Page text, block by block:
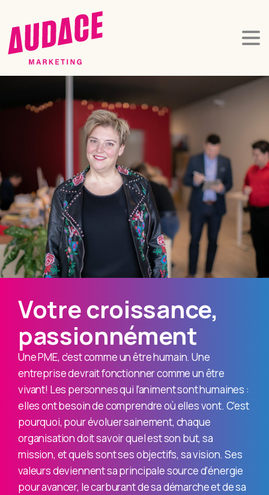
Votre croissance,
passionnément
Une PME, c’est comme un être humain. Une
entreprise devrait fonctionner comme un être
vivant! Les personnes qui l’animent sont humaines :
elles ont besoin de comprendre où elles vont. C’est
pourquoi, pour évoluer sainement, chaque
organisation doit savoir quel est son but, sa
mission, et quels sont ses objectifs, sa vision. Ses
valeurs deviennent sa principale source d’énergie
pour avancer, le carburant de sa démarche et de sa